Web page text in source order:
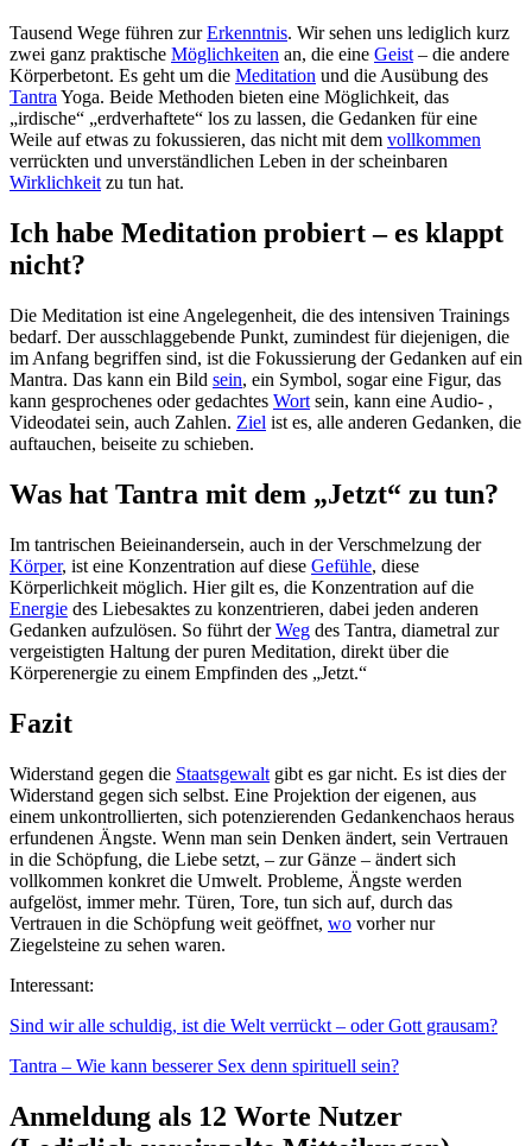
Tausend Wege führen zurErkenntnis. Wir sehen uns lediglich kurz
zwei ganz praktische Möglichkeiten an, die eine Geist – die andere
Körperbetont. Es geht um die Meditation und die Ausübung des
Tantra Yoga. Beide Methoden bieten eine Möglichkeit, das
„irdische“ „erdverhaftete“ los zu lassen, die Gedanken für eine
Weile auf etwas zu fokussieren, das nicht mit dem vollkommen
verrückten und unverständlichen Leben in der scheinbaren
Wirklichkeit zu tun hat.
Ich habe Meditation probiert – es klappt
nicht?
Die Meditation ist eine Angelegenheit, die des intensiven Trainings
bedarf. Der ausschlaggebende Punkt, zumindest für diejenigen, die
im Anfang begriffen sind, ist die Fokussierung der Gedanken auf ein
Mantra. Das kann ein Bild sein, ein Symbol, sogar eine Figur, das
kann gesprochenes oder gedachtes Wort sein, kann eine Audio- ,
Videodatei sein, auch Zahlen. Ziel ist es, alle anderen Gedanken, die
auftauchen, beiseite zu schieben.
Was hat Tantra mit dem „Jetzt“ zu tun?
Im tantrischen Beieinandersein, auch in der Verschmelzung der
Körper, ist eine Konzentration auf diese Gefühle, diese
Körperlichkeit möglich. Hier gilt es, die Konzentration auf die
Energie des Liebesaktes zu konzentrieren, dabei jeden anderen
Gedanken aufzulösen. So führt derWeg des Tantra, diametral zur
vergeistigten Haltung der puren Meditation, direkt über die
Körperenergie zu einem Empfinden des „Jetzt.“
Fazit
Widerstand gegen die Staatsgewalt gibt es gar nicht. Es ist dies der
Widerstand gegen sich selbst. Eine Projektion der eigenen, aus
einem unkontrollierten, sich potenzierenden Gedankenchaos heraus
erfundenen Ängste. Wenn man sein Denken ändert, sein Vertrauen
in die Schöpfung, die Liebe setzt, – zur Gänze – ändert sich
vollkommen konkret die Umwelt. Probleme, Ängste werden
aufgelöst, immer mehr. Türen, Tore, tun sich auf, durch das
Vertrauen in die Schöpfung weit geöffnet, wo vorher nur
Ziegelsteine zu sehen waren.
Interessant:
Sind wir alle schuldig, ist die Welt verrückt – oder Gott grausam?
Tantra – Wie kann besserer Sex denn spirituell sein?
Anmeldung als 12 Worte Nutzer